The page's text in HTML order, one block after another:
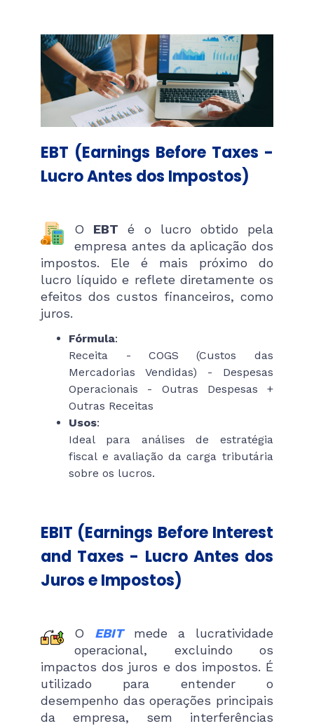
EBT (Earnings Before Taxes -
Lucro Antes dos Impostos)
O EBT é o lucro obtido pela
empresa antes da aplicação dos
impostos. Ele é mais próximo do
lucro líquido e reflete diretamente os
efeitos dos custos financeiros, como
juros.
Fórmula:
Receita - COGS (Custos das
Mercadorias Vendidas) - Despesas
Operacionais - Outras Despesas +
Outras Receitas
Usos:
Ideal para análises de estratégia
fiscal e avaliação da carga tributária
sobre os lucros.
EBIT (Earnings Before Interest
and Taxes - Lucro Antes dos
Juros e Impostos)
O EBITmede a lucratividade
operacional, excluindo os
impactos dos juros e dos impostos. É
utilizado para entender o
desempenho das operações principais
da empresa, sem interferências